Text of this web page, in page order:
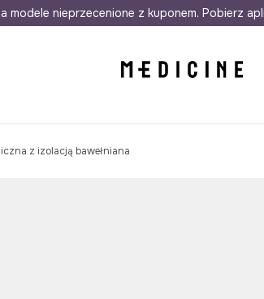
w 24h Darmowa dostawa do
modele nieprzecenione z kuponem. Pobierz
z izolacją bawełniana